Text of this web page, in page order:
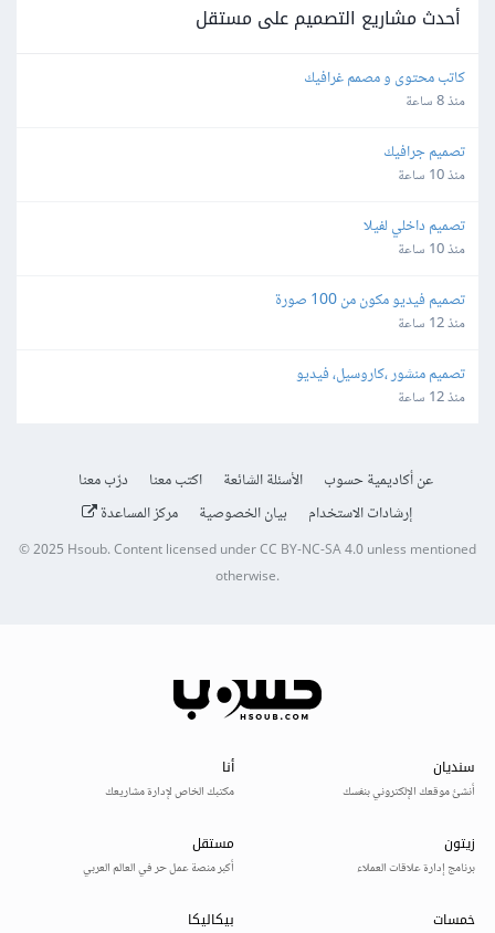
أحدث مشاريع التصميم على مستقل
كاتب محتوى و مصمم غرافيك
منذ 8 ساعة
تصميم جرافيك
منذ 10 ساعة
تصميم داخلي لفيلا
منذ 10 ساعة
تصميم فيديو مكون من 100 صورة
منذ 12 ساعة
تصميم منشور ،كاروسيل، فيديو
منذ 12 ساعة
عن أكاديمية حسوب الأسئلة الشائعة اكتب معنا
درّب معنا
إرشادات الاستخدام
بيان الخصوصية مركز المساعدة
© 2025 Hsoub.Content licensed underCC BY-NC-SA 4.0unless mentioned
otherwise.